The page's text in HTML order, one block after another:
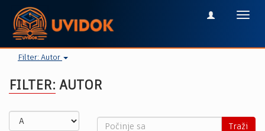
Filter: Autor
FILTER: AUTOR
Traži